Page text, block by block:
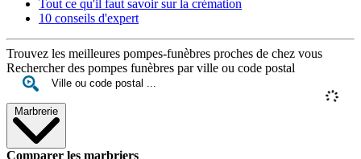
Tout ce qu'il faut savoir sur la crémation
10 conseils d'expert
Trouvez les meilleures pompes-funèbres proches de chez vous
Rechercher des pompes funèbres par ville ou code postal
Marbrerie
Comparer les marbriers